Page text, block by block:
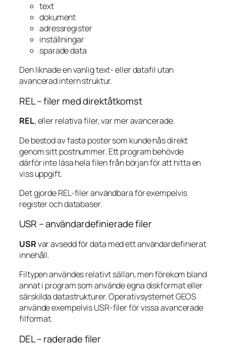
text
dokument
adressregister
inställningar
sparade data
Den liknade en vanlig text- eller datafil utan
avancerad intern struktur.
REL – filer med direktåtkomst
REL, eller relativa filer, var mer avancerade.
De bestod av fasta poster som kunde nås direkt
genom sitt postnummer. Ett program behövde
därför inte läsa hela filen från början för att hitta en
viss uppgift.
Det gjorde REL-filer användbara för exempelvis
register och databaser.
USR – användardefinierade filer
USRvar avsedd för data med ett användardefinierat
innehåll.
Filtypen användes relativt sällan, men förekom bland
annat i program som använde egna diskformat eller
särskilda datastrukturer. Operativsystemet GEOS
använde exempelvis USR-filer för vissa avancerade
filformat.
DEL – raderade filer